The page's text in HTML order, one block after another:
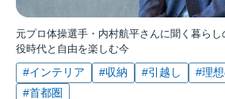
元プロ体操選手・内村航平さんに聞く暮ら
役時代と自由を楽しむ今
#インテリア #収納 #引越し #理
#首都圏